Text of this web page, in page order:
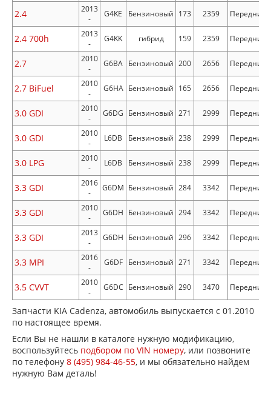
2.4
2013
-
G4KE Бензиновый 173 2359 Передний
2.4 700h
2013
-
G4KK гибрид 159 2359 Передний
2.7
2010
-
G6BA Бензиновый 200 2656 Передний
2.7 BiFuel
2010
-
G6HA Бензиновый 165 2656 Передний
3.0 GDI
2010
-
G6DG Бензиновый 271 2999 Передний
3.0 GDI
2010
-
L6DB Бензиновый 238 2999 Передний
3.0 LPG
2010
-
L6DB Бензиновый 238 2999 Передний
3.3 GDI
2016
-
G6DM Бензиновый 284 3342 Передний
3.3 GDI
2010
-
G6DH Бензиновый 294 3342 Передний
3.3 GDI
2013
-
G6DH Бензиновый 296 3342 Передний
3.3 MPI
2016
-
G6DF Бензиновый 271 3342 Передний
3.5 CVVT
2010
-
G6DC Бензиновый 290 3470 Передний
Запчасти KIA Cadenza, автомобиль выпускается с 01.2010
по настоящее время.
Если Вы не нашли в каталоге нужную модификацию,
воспользуйтесь подбором по VIN номеру, или позвоните
по телефону 8 (495) 984-46-55, и мы обязательно найдем
нужную Вам деталь!